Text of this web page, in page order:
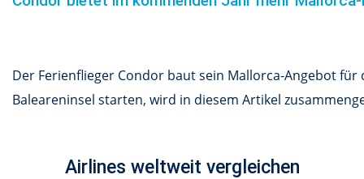
Der Ferienflieger Condor baut sein Mallorca-Angebot
Baleareninsel starten, wird in diesem Artikel
Airlines weltweit vergleichen